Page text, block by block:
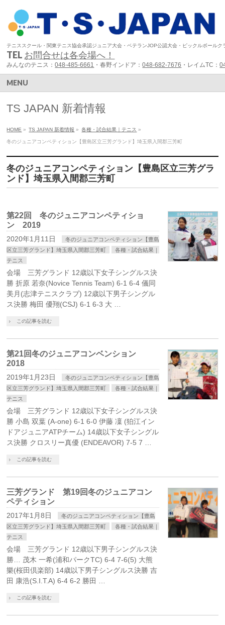
テニススクール・関東テニス協会承認ジュニア大会・ベテランJOP公認大会・ピックルボールク
TEL お問合せは各会場へ！
みんなのテニス：048-485-6661 ・春野インドア：048-682-7676 ・レイムTC：
MENU
TS JAPAN 新着情報
HOME » TS JAPAN 新着情報 » 各種・試合結果｜テニス »
冬のジュニアコンペティション【豊島区立三芳グランド】埼玉県入間郡三芳町
冬のジュニアコンペティション【豊島区立三芳グラ
ンド】埼玉県入間郡三芳町
第22回 冬のジュニアコンペティショ
ン 2019
2020年1月11日
冬のジュニアコンペティション【豊島
区立三芳グランド】埼玉県入間郡三芳町
各種・試合結果｜
テニス
会場 三芳グランド 12歳以下女子シングルス決
勝 折原 若奈(Novice Tennis Team) 6-1 6-4 儀同
美月(志津テニスクラブ) 12歳以下男子シングル
ス決勝 梅田 優翔(CSJ) 6-1 6-3 大 …
この記事を読む
第21回冬のジュニアコンベンション
2018
2019年1月23日
冬のジュニアコンペティション【豊島
区立三芳グランド】埼玉県入間郡三芳町
各種・試合結果｜
テニス
会場 三芳グランド 12歳以下女子シングルス決
勝 小島 双葉 (A-one) 6-1 6-0 伊藤 凜 (狛江イン
ドアジュニアATPチーム) 14歳以下女子シングル
ス決勝 クロスリー真優 (ENDEAVOR) 7-5 7 …
この記事を読む
三芳グランド 第19回冬のジュニアコン
ペティション
2017年1月8日
冬のジュニアコンペティション【豊島
区立三芳グランド】埼玉県入間郡三芳町
各種・試合結果｜
テニス
会場 三芳グランド 12歳以下男子シングルス決
勝… 茂木 一希(浦和パークTC) 6-4 7-6(5) 大熊
樂(桜田倶楽部) 14歳以下男子シングルス決勝 吉
田 康浩(S.I.T.A) 6-4 6-2 勝田 …
この記事を読む